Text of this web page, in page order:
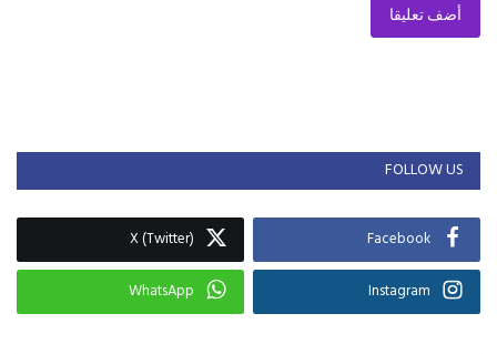
أضف تعليقا
FOLLOW US
Facebook
X (Twitter)
Instagram
WhatsApp